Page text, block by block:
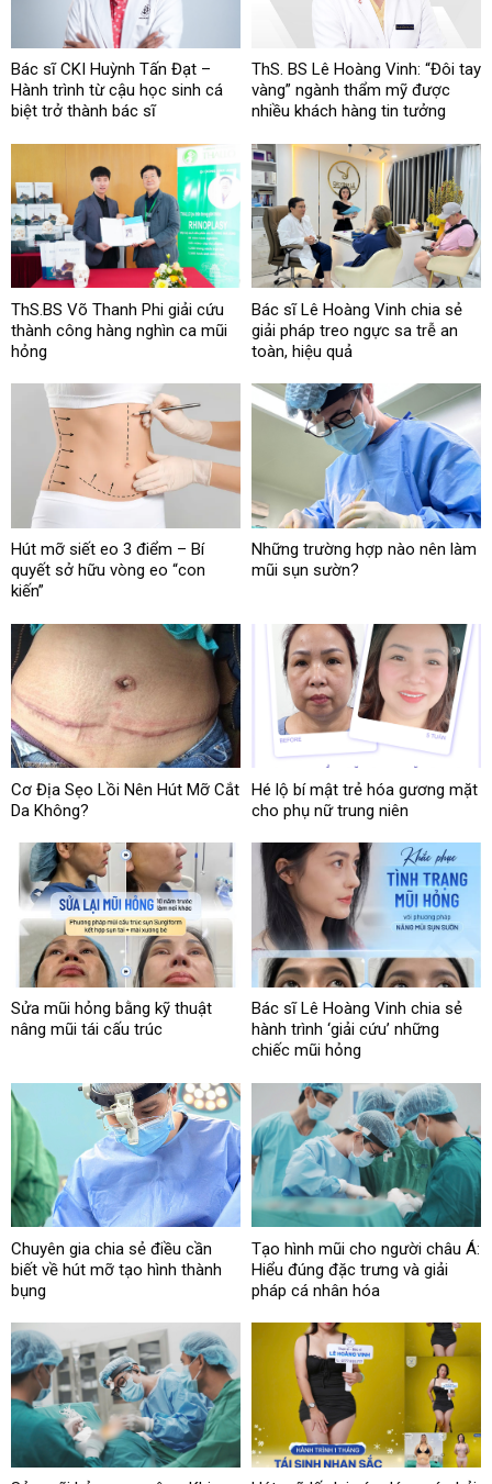
Bác sĩ CKI Huỳnh Tấn Đạt –
Hành trình từ cậu học sinh cá
biệt trở thành bác sĩ
ThS. BS Lê Hoàng Vinh: “Đôi tay
vàng” ngành thẩm mỹ được
nhiều khách hàng tin tưởng
ThS.BS Võ Thanh Phi giải cứu
thành công hàng nghìn ca mũi
hỏng
Bác sĩ Lê Hoàng Vinh chia sẻ
giải pháp treo ngực sa trễ an
toàn, hiệu quả
Hút mỡ siết eo 3 điểm – Bí
quyết sở hữu vòng eo “con
kiến”
Những trường hợp nào nên làm
mũi sụn sườn?
Cơ Địa Sẹo Lồi Nên Hút Mỡ Cắt
Da Không?
Hé lộ bí mật trẻ hóa gương mặt
cho phụ nữ trung niên
Sửa mũi hỏng bằng kỹ thuật
nâng mũi tái cấu trúc
Bác sĩ Lê Hoàng Vinh chia sẻ
hành trình ‘giải cứu’ những
chiếc mũi hỏng
Chuyên gia chia sẻ điều cần
biết về hút mỡ tạo hình thành
bụng
Tạo hình mũi cho người châu Á:
Hiểu đúng đặc trưng và giải
pháp cá nhân hóa